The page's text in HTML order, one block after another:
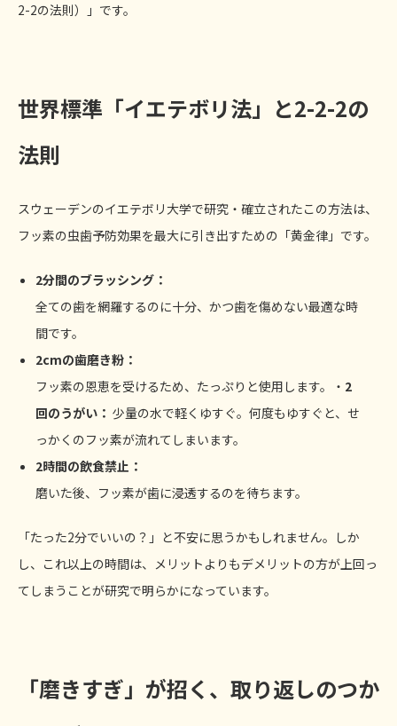
2-2の法則）」です。
世界標準「イエテボリ法」と2-2-2の
法則
スウェーデンのイエテボリ大学で研究・確立されたこの方法は、
フッ素の虫歯予防効果を最大に引き出すための「黄金律」です。
2分間のブラッシング：
全ての歯を網羅するのに十分、かつ歯を傷めない最適な時
間です。
2cmの歯磨き粉：
フッ素の恩恵を受けるため、たっぷりと使用します。・ 2
回のうがい： 少量の水で軽くゆすぐ。何度もゆすぐと、せ
っかくのフッ素が流れてしまいます。
2時間の飲食禁止：
磨いた後、フッ素が歯に浸透するのを待ちます。
「たった2分でいいの？」と不安に思うかもしれません。しか
し、これ以上の時間は、メリットよりもデメリットの方が上回っ
てしまうことが研究で明らかになっています。
「磨きすぎ」が招く、取り返しのつか